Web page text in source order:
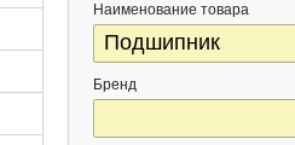
Наименование товара
Бренд